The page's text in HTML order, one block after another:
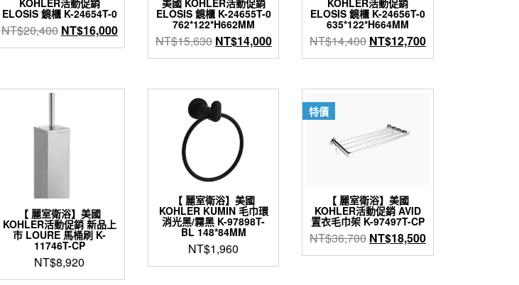
KOHLER活動促銷
ELOSIS 鏡櫃 K-24654T-0
NT$20,400 原
始
NT$20,400。
NT$16,000目
前
NT$16,000。
美國 KOHLER活動促銷
ELOSIS 鏡櫃 K-24655T-0
762*122*H662MM
NT$15,630 原
始
格：
NT$15,630。
NT$14,000目
前
格：
NT$14,000。
KOHLER活動促銷
ELOSIS 鏡櫃 K-24656T-0
635*122*H664MM
NT$14,400 原
始
格：
NT$12,700目
前
格：
【 麗室衛浴】美國
KOHLER活動促銷 新品上
市 LOURE 馬桶刷 K-
11746T-CP
NT$8,920
【 麗室衛浴】美國
KOHLER KUMIN 毛巾環
消光黑/霧黑 K-97898T-
BL 148*84MM
NT$1,960
特價
【 麗室衛浴】美國
KOHLER活動促銷 AVID
置衣毛巾架 K-97497T-CP
NT$36,700 原
始
NT$18,500目
前